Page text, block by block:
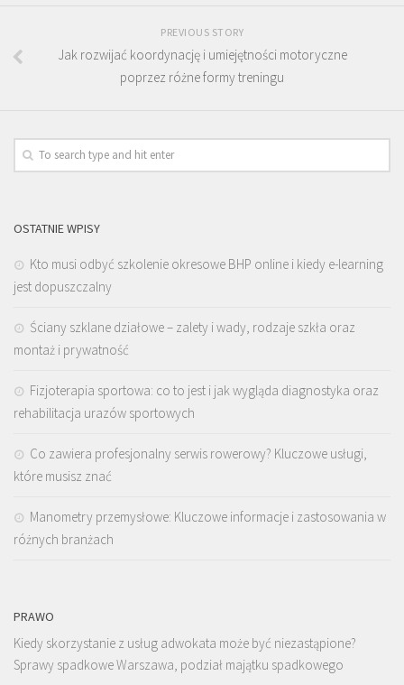
PREVIOUS STORY
Jak rozwijać koordynację i umiejętności motoryczne
poprzez różne formy treningu
OSTATNIE WPISY
Kto musi odbyć szkolenie okresowe BHP online i kiedy e-learning
jest dopuszczalny
Ściany szklane działowe – zalety i wady, rodzaje szkła oraz
montaż i prywatność
Fizjoterapia sportowa: co to jest i jak wygląda diagnostyka oraz
rehabilitacja urazów sportowych
Co zawiera profesjonalny serwis rowerowy? Kluczowe usługi,
które musisz znać
Manometry przemysłowe: Kluczowe informacje i zastosowania w
różnych branżach
PRAWO
Kiedy skorzystanie z usług adwokata może być niezastąpione?
Sprawy spadkowe Warszawa, podział majątku spadkowego